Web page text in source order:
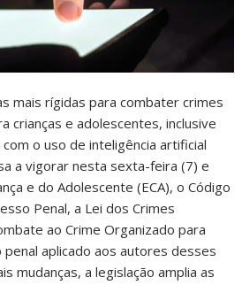
mais rígidas para combater crimes
crianças e adolescentes, inclusive
o uso de inteligência artificial
a vigorar nesta sexta-feira (7) e
e do Adolescente (ECA), o Código
Penal, a Lei dos Crimes
ao Crime Organizado para
aplicado aos autores desses
mudanças, a legislação amplia as